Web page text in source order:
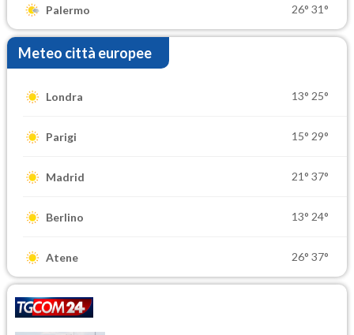
Palermo 26° 31°
Meteo città europee
Londra 13° 25°
Parigi 15° 29°
Madrid 21° 37°
Berlino 13° 24°
Atene 26° 37°